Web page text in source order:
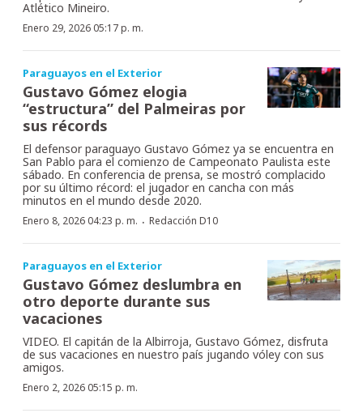
Atlético Mineiro.
Enero 29, 2026 05:17 p. m.
Paraguayos en el Exterior
Gustavo Gómez elogia
“estructura” del Palmeiras por
sus récords
El defensor paraguayo Gustavo Gómez ya se encuentra en
San Pablo para el comienzo de Campeonato Paulista este
sábado. En conferencia de prensa, se mostró complacido
por su último récord: el jugador en cancha con más
minutos en el mundo desde 2020.
Enero 8, 2026 04:23 p. m. · Redacción D10
Paraguayos en el Exterior
Gustavo Gómez deslumbra en
otro deporte durante sus
vacaciones
VIDEO. El capitán de la Albirroja, Gustavo Gómez, disfruta
de sus vacaciones en nuestro país jugando vóley con sus
amigos.
Enero 2, 2026 05:15 p. m.